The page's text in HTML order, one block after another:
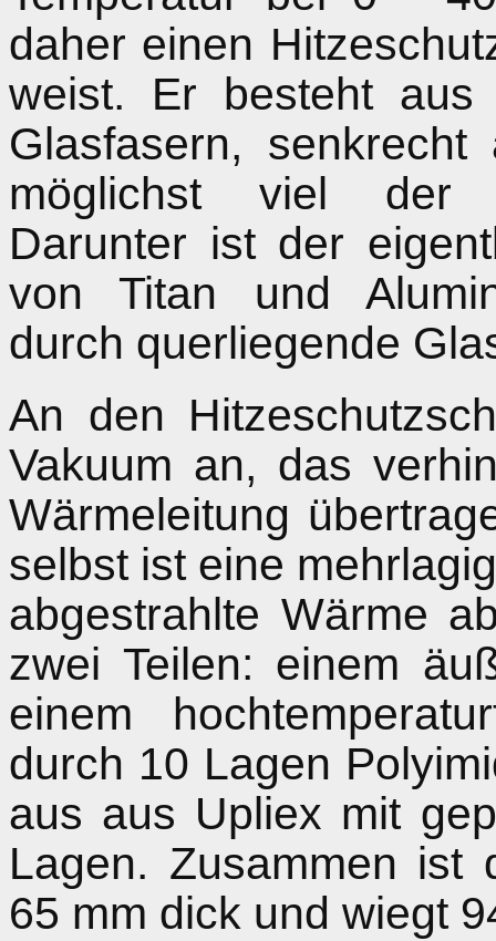
daher einen
weist. Er besteht
Glasfasern,
möglichst viel der
Darunter ist der
von Titan und
durch querliegende
An den
Vakuum an, das
Wärmeleitung
selbst ist eine
abgestrahlte Wärme
zwei Teilen: einem
einem
durch 10 Lagen
aus aus Upliex mit
Lagen. Zusammen ist
65 mm dick und wiegt